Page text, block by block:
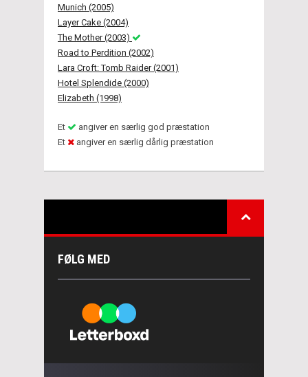
Munich (2005)
Layer Cake (2004)
The Mother (2003)
Road to Perdition (2002)
Lara Croft: Tomb Raider (2001)
Hotel Splendide (2000)
Elizabeth (1998)
Et
angiver en særlig god præstation
Et
angiver en særlig dårlig præstation
FØLG MED